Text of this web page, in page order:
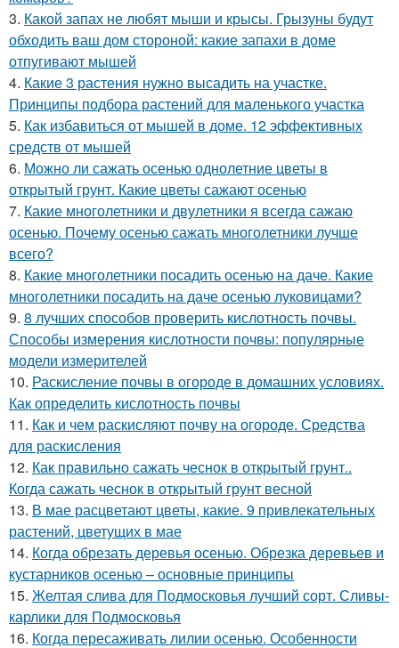
3. Какой запах не любят мыши и крысы. Грызуны будут
обходить ваш дом стороной: какие запахи в доме
отпугивают мышей
4. Какие 3 растения нужно высадить на участке.
Принципы подбора растений для маленького участка
5. Как избавиться от мышей в доме. 12 эффективных
средств от мышей
6. Можно ли сажать осенью однолетние цветы в
открытый грунт. Какие цветы сажают осенью
7. Какие многолетники и двулетники я всегда сажаю
осенью. Почему осенью сажать многолетники лучше
всего?
8. Какие многолетники посадить осенью на даче. Какие
многолетники посадить на даче осенью луковицами?
9. 8 лучших способов проверить кислотность почвы.
Способы измерения кислотности почвы: популярные
модели измерителей
10. Раскисление почвы в огороде в домашних условиях.
Как определить кислотность почвы
11. Как и чем раскисляют почву на огороде. Средства
для раскисления
12. Как правильно сажать чеснок в открытый грунт..
Когда сажать чеснок в открытый грунт весной
13. В мае расцветают цветы, какие. 9 привлекательных
растений, цветущих в мае
14. Когда обрезать деревья осенью. Обрезка деревьев и
кустарников осенью – основные принципы
15. Желтая слива для Подмосковья лучший сорт. Сливы-
карлики для Подмосковья
16. Когда пересаживать лилии осенью. Особенности